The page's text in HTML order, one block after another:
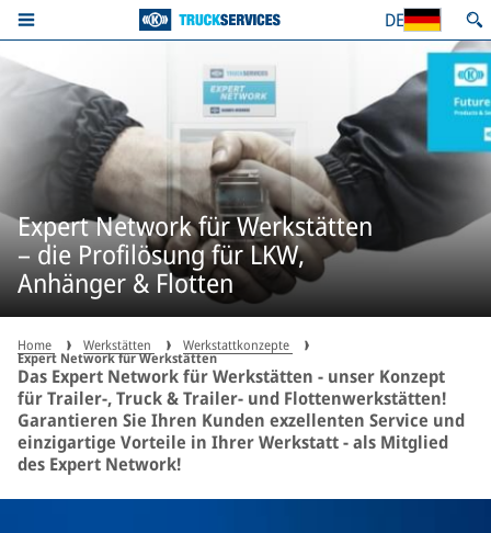
DE
Expert Network für Werkstätten
– die Profilösung für LKW,
Anhänger & Flotten
Home Werkstätten Werkstattkonzepte
Expert Network für Werkstätten
Das Expert Network für Werkstätten - unser Konzept
für Trailer-, Truck & Trailer- und Flottenwerkstätten!
Garantieren Sie Ihren Kunden exzellenten Service und
einzigartige Vorteile in Ihrer Werkstatt - als Mitglied
des Expert Network!